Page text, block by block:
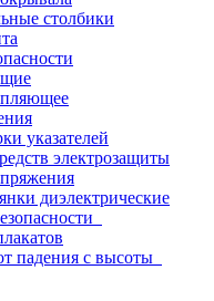
столбики
указателей
электрозащиты
диэлектрические
падения с высоты